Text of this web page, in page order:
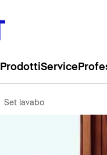
ProdottiService
Set lavabo